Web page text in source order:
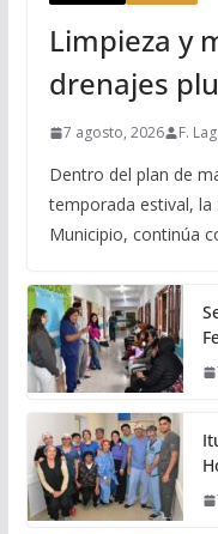
Limpieza y
drenajes
7 agosto, 2026 F.
Dentro del plan de
temporada estival, la
Municipio, continúa